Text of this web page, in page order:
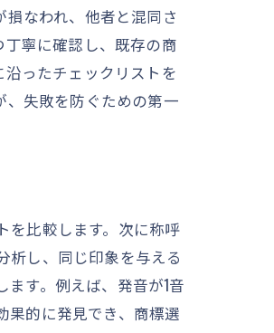
なわれ、他者と混同さ
寧に確認し、既存の商
ったチェックリストを
失敗を防ぐための第一
を比較します。次に称呼
析し、同じ印象を与える
す。例えば、発音が1音
果的に発見でき、商標選